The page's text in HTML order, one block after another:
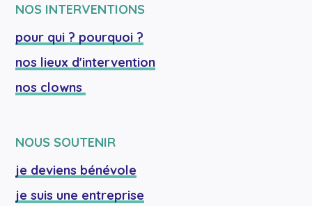
NOS INTERVENTIONS
pour qui ? pourquoi ?
nos lieux d'intervention
nos clowns
NOUS SOUTENIR
je deviens bénévole
je suis une entreprise